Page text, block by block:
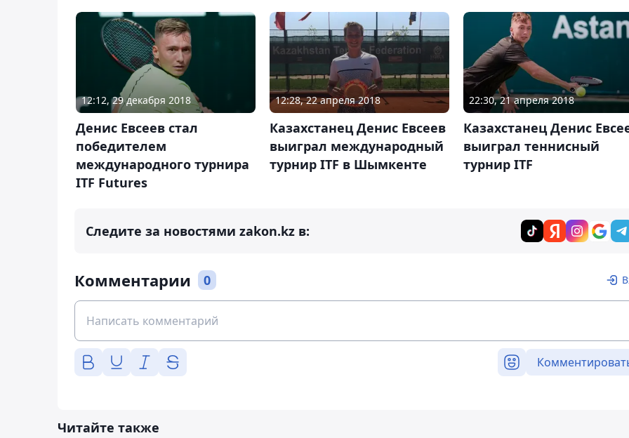
12:12, 29 декабря 2018
Денис Евсеев стал
победителем
международного турнира
ITF Futures
12:28, 22 апреля 2018
Казахстанец Денис Евсеев
выиграл международный
турнир ITF в Шымкенте
22:30, 21 апреля 2018
Казахстанец Денис
выиграл теннисный
турнир ITF
Следите за новостями zakon.kz в:
Комментарии 0
Читайте также